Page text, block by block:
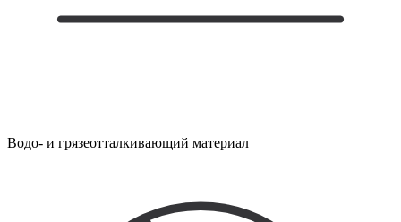
Водо- и грязеотталкивающий материал